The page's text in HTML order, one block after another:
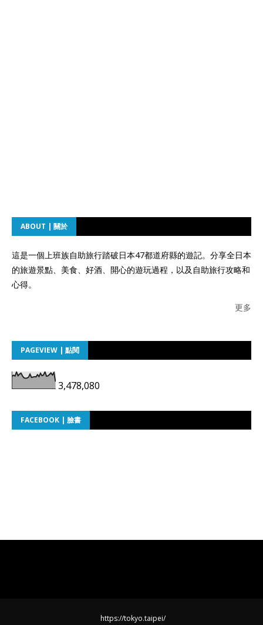
ABOUT | 關於
這是一個上班族自助旅行踏破日本47都道府縣的遊記。分享全日本
的旅遊景點、美食、好酒、開心的遊玩過程，以及自助旅行攻略和
心得。
更多
PAGEVIEW | 點閱
3,478,080
FACEBOOK | 臉書
https://tokyo.taipei/